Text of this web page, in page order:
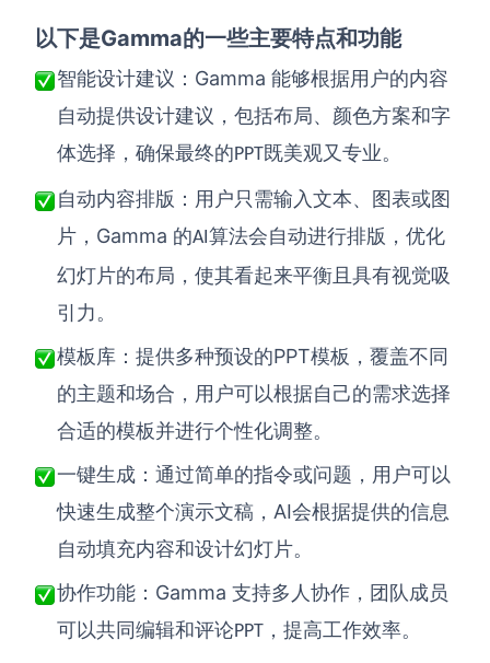
以下是Gamma的一些主要特点和功能
智能设计建议 ： Gamma 能够根据用户的内容
自动提供设计建议，包括布局、颜色方案和字
体选择，确保最终的PPT既美观又专业。
自动内容排版 ： 用户只需输入文本、图表或图
片， Gamma 的AI算法会自动进行排版，优化
幻灯片的布局，使其看起来平衡且具有视觉吸
引力。
模板库 ： 提供多种预设的PPT模板，覆盖不同
的主题和场合，用户可以根据自己的需求选择
合适的模板并进行个性化调整。
一键生成 ： 通过简单的指令或问题，用户可以
快速生成整个演示文稿， AI会根据提供的信息
自动填充内容和设计幻灯片。
协作功能 ： Gamma 支持多人协作，团队成员
可以共同编辑和评论PPT ，提高工作效率。